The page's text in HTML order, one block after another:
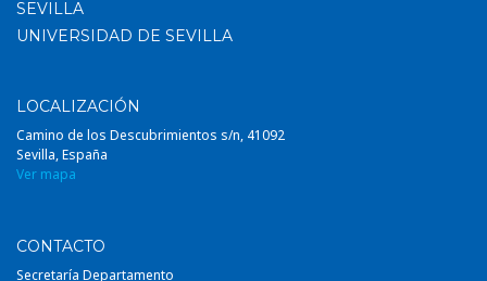
SEVILLA
UNIVERSIDAD DE SEVILLA
LOCALIZACIÓN
Camino de los Descubrimientos s/n, 41092
Sevilla, España
Ver mapa
CONTACTO
Secretaría Departamento